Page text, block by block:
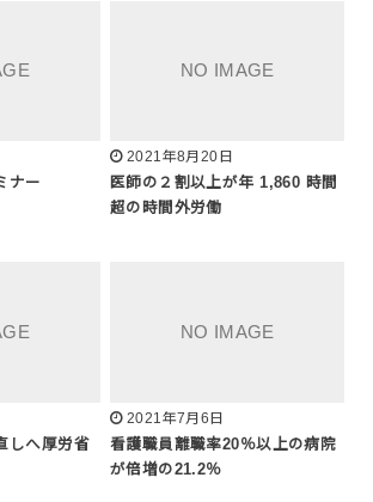
ナー
2021年8月20日
医師の２割以上が年 1,860 時間
超の時間外労働
しへ厚労省
2021年7月6日
看護職員離職率20％以上の病院
が倍増の21.2％